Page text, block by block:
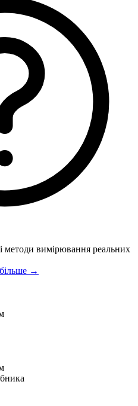
методи вимірювання реальних
→